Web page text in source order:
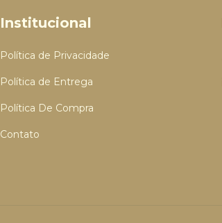
Institucional
Política de Privacidade
Política de Entrega
Política De Compra
Contato